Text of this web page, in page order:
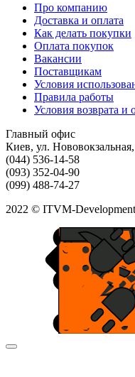
Про компанию
Доставка и оплата
Как делать покупки
Оплата покупок
Вакансии
Поставщикам
Условия
Правила работы
Условия возврата и
Главный офис
Киев, ул. Нововокзальная,
(044) 536-14-58
(093) 352-04-90
(099) 488-74-27
2022 © ITVM-Development